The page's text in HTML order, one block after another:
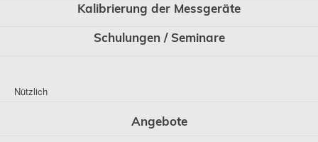
Kalibrierung der Messgeräte
Schulungen / Seminare
Nützlich
Angebote